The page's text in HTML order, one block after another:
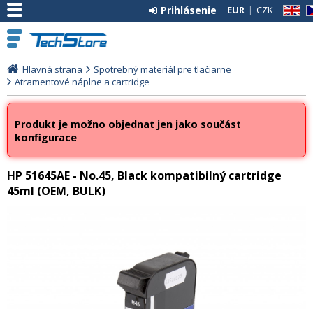
EN
EUR CZK
Prihlásenie
Hlavná strana
Spotrebný materiál pre tlačiarne
Atramentové náplne a cartridge
Produkt je možno objednat jen jako součást
konfigurace
HP 51645AE - No.45, Black kompatibilný cartridge
45ml (OEM, BULK)